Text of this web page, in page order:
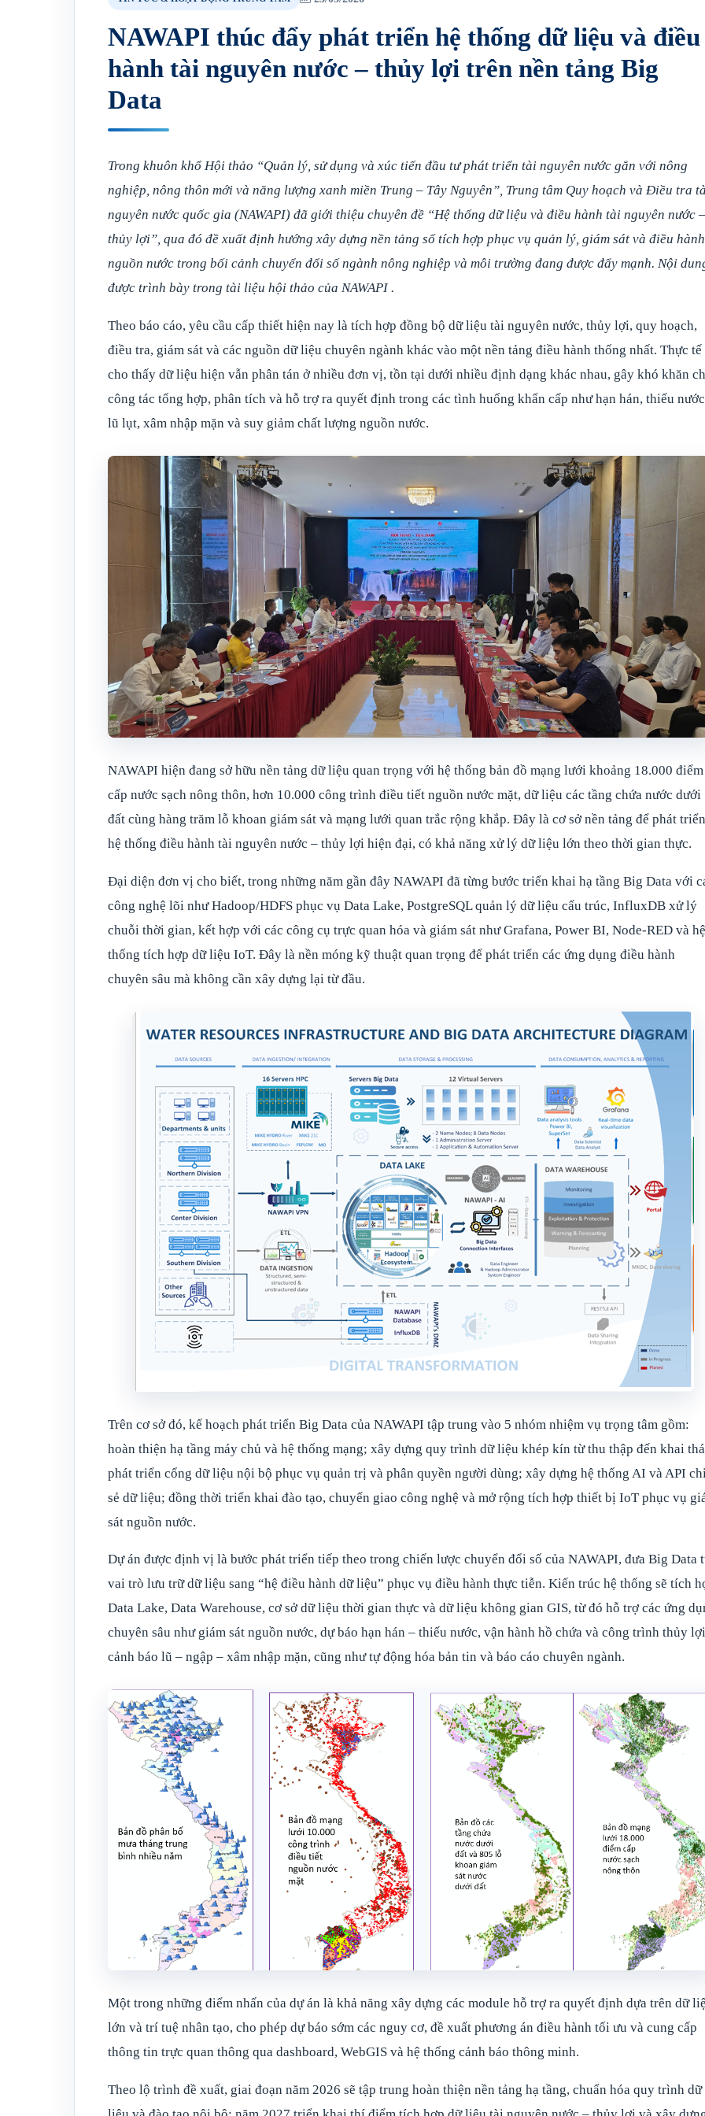
NAWAPI thúc đẩy phát triển hệ thống dữ liệu và điều
hành tài nguyên nước – thủy lợi trên nền tảng Big
Data
Trong khuôn khổ Hội thảo “Quản lý, sử dụng và xúc tiến đầu tư phát triển tài nguyên nước gắn với nông
nghiệp, nông thôn mới và năng lượng xanh miền Trung – Tây Nguyên”, Trung tâm Quy hoạch và Điều tra
nguyên nước quốc gia (NAWAPI) đã giới thiệu chuyên đề “Hệ thống dữ liệu và điều hành tài nguyên nước –
thủy lợi”, qua đó đề xuất định hướng xây dựng nền tảng số tích hợp phục vụ quản lý, giám sát và điều hành
nguồn nước trong bối cảnh chuyển đổi số ngành nông nghiệp và môi trường đang được đẩy mạnh. Nội
được trình bày trong tài liệu hội thảo của NAWAPI .
Theo báo cáo, yêu cầu cấp thiết hiện nay là tích hợp đồng bộ dữ liệu tài nguyên nước, thủy lợi, quy hoạch,
điều tra, giám sát và các nguồn dữ liệu chuyên ngành khác vào một nền tảng điều hành thống nhất. Thực tế
cho thấy dữ liệu hiện vẫn phân tán ở nhiều đơn vị, tồn tại dưới nhiều định dạng khác nhau, gây khó khăn
công tác tổng hợp, phân tích và hỗ trợ ra quyết định trong các tình huống khẩn cấp như hạn hán, thiếu
lũ lụt, xâm nhập mặn và suy giảm chất lượng nguồn nước.
NAWAPI hiện đang sở hữu nền tảng dữ liệu quan trọng với hệ thống bản đồ mạng lưới khoảng 18.000 điểm
cấp nước sạch nông thôn, hơn 10.000 công trình điều tiết nguồn nước mặt, dữ liệu các tầng chứa nước dưới
đất cùng hàng trăm lỗ khoan giám sát và mạng lưới quan trắc rộng khắp. Đây là cơ sở nền tảng để phát triển
hệ thống điều hành tài nguyên nước – thủy lợi hiện đại, có khả năng xử lý dữ liệu lớn theo thời gian thực.
Đại diện đơn vị cho biết, trong những năm gần đây NAWAPI đã từng bước triển khai hạ tầng Big Data với
công nghệ lõi như Hadoop/HDFS phục vụ Data Lake, PostgreSQL quản lý dữ liệu cấu trúc, InfluxDB xử lý
chuỗi thời gian, kết hợp với các công cụ trực quan hóa và giám sát như Grafana, Power BI, Node-RED và hệ
thống tích hợp dữ liệu IoT. Đây là nền móng kỹ thuật quan trọng để phát triển các ứng dụng điều hành
chuyên sâu mà không cần xây dựng lại từ đầu.
Trên cơ sở đó, kế hoạch phát triển Big Data của NAWAPI tập trung vào 5 nhóm nhiệm vụ trọng tâm gồm:
hoàn thiện hạ tầng máy chủ và hệ thống mạng; xây dựng quy trình dữ liệu khép kín từ thu thập đến khai
phát triển cổng dữ liệu nội bộ phục vụ quản trị và phân quyền người dùng; xây dựng hệ thống AI và API
sẻ dữ liệu; đồng thời triển khai đào tạo, chuyển giao công nghệ và mở rộng tích hợp thiết bị IoT phục vụ
sát nguồn nước.
Dự án được định vị là bước phát triển tiếp theo trong chiến lược chuyển đổi số của NAWAPI, đưa Big Data
vai trò lưu trữ dữ liệu sang “hệ điều hành dữ liệu” phục vụ điều hành thực tiễn. Kiến trúc hệ thống sẽ tích
Data Lake, Data Warehouse, cơ sở dữ liệu thời gian thực và dữ liệu không gian GIS, từ đó hỗ trợ các ứng
chuyên sâu như giám sát nguồn nước, dự báo hạn hán – thiếu nước, vận hành hồ chứa và công trình thủy
cảnh báo lũ – ngập – xâm nhập mặn, cũng như tự động hóa bản tin và báo cáo chuyên ngành.
Một trong những điểm nhấn của dự án là khả năng xây dựng các module hỗ trợ ra quyết định dựa trên dữ
lớn và trí tuệ nhân tạo, cho phép dự báo sớm các nguy cơ, đề xuất phương án điều hành tối ưu và cung cấp
thông tin trực quan thông qua dashboard, WebGIS và hệ thống cảnh báo thông minh.
Theo lộ trình đề xuất, giai đoạn năm 2026 sẽ tập trung hoàn thiện nền tảng hạ tầng, chuẩn hóa quy trình dữ